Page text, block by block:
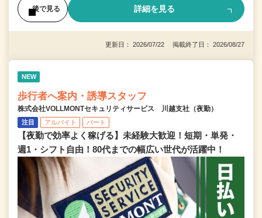
後で見る 詳細を見る
更新日： 2026/07/22 掲載終了日： 2026/08/27
NEW
歩行者へ案内・誘導スタッフ
株式会社VOLLMONTセキュリティサービス 川越支社（夜勤）
注目 アルバイト パート
【夜勤で効率よく稼げる】未経験大歓迎！短期・単発・
週1・シフト自由！80代までの幅広い世代が活躍中！